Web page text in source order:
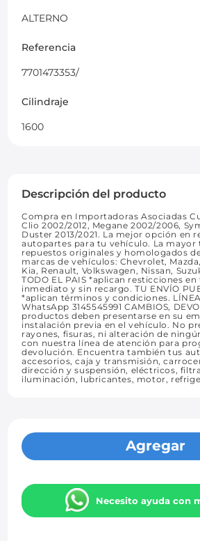
ALTERNO
Referencia
7701473353/
Cilindraje
1600
Descripción del producto
Compra en Importadoras Asociadas
Clio 2002/2012, Megane 2002/2006,
Duster 2013/2021. La mejor opción en
autopartes para tu vehículo. La mayor
repuestos originales y homologados
marcas de vehículos: Chevrolet,
Kia, Renault, Volkswagen, Nissan,
TODO EL PAIS *aplican resticciones
inmediato y sin recargo. TU ENVÍO
*aplican términos y condiciones. LÍNEA
WhatsApp 3145545991 CAMBIOS,
productos deben presentarse en su
instalación previa en el vehículo. No
rayones, fisuras, ni alteración de
con nuestra línea de atención para
devolución. Encuentra también tus
accesorios, caja y transmisión,
dirección y suspensión, eléctricos,
iluminación, lubricantes, motor,
Agregar
Necesito ayuda con